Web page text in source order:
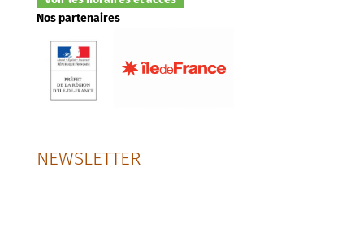
Nos partenaires
NEWSLETTER